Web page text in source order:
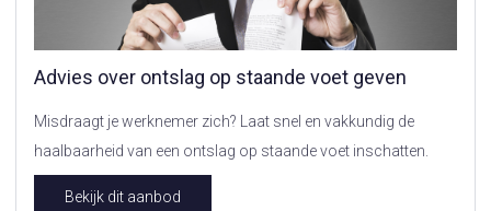
Advies over ontslag op staande voet geven
Misdraagt je werknemer zich? Laat snel en vakkundig de
haalbaarheid van een ontslag op staande voet inschatten.
Bekijk dit aanbod